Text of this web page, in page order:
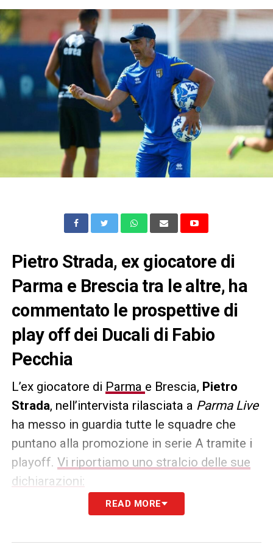
Pietro Strada, ex giocatore di
Parma e Brescia tra le altre, ha
commentato le prospettive di
play off dei Ducali di Fabio
Pecchia
L’ex giocatore di Parma e Brescia, Pietro
Strada, nell’intervista rilasciata a Parma Live
ha messo in guardia tutte le squadre che
puntano alla promozione in serie A tramite i
playoff. Vi riportiamo uno stralcio delle sue
dichiarazioni:
«Il Parma ha avuto dei momenti di alti e
READ MORE